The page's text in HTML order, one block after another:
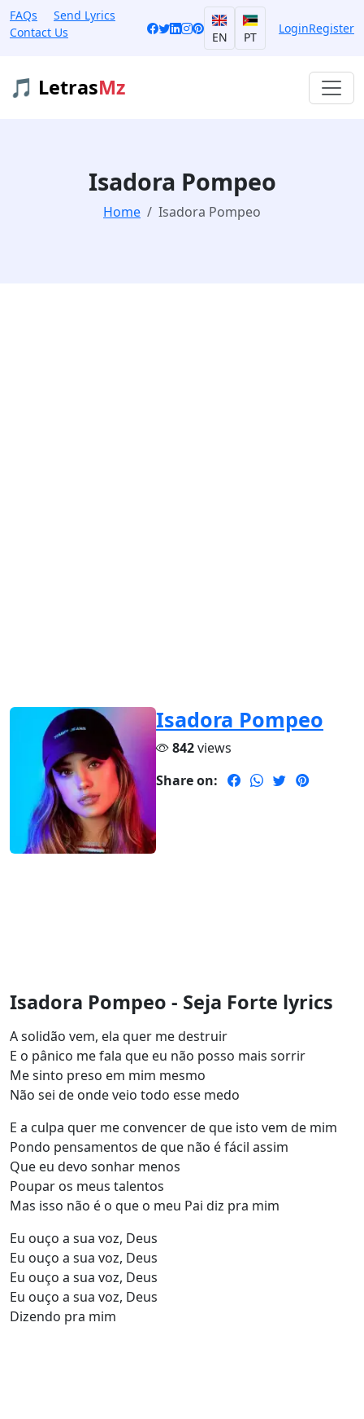
FAQs
Send Lyrics
Contact Us
EN PT
LoginRegister
🎵 LetrasMz
Isadora Pompeo
Home Isadora Pompeo
Isadora Pompeo
842views
Share on:
Isadora Pompeo - Seja Forte lyrics
A solidão vem, ela quer me destruir
E o pânico me fala que eu não posso mais sorrir
Me sinto preso em mim mesmo
Não sei de onde veio todo esse medo
E a culpa quer me convencer de que isto vem de mim
Pondo pensamentos de que não é fácil assim
Que eu devo sonhar menos
Poupar os meus talentos
Mas isso não é o que o meu Pai diz pra mim
Eu ouço a sua voz, Deus
Eu ouço a sua voz, Deus
Eu ouço a sua voz, Deus
Eu ouço a sua voz, Deus
Dizendo pra mim